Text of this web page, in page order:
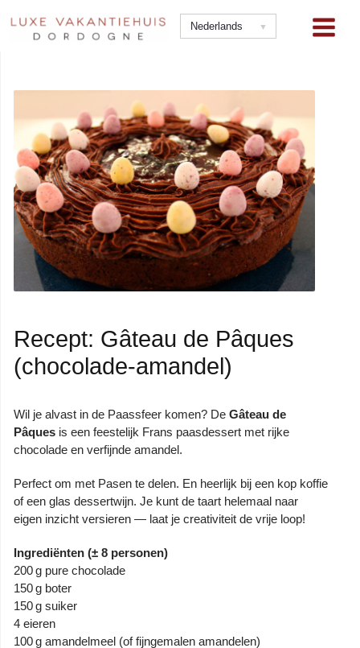
naar
Nederlands
Recept: Gâteau de Pâques
(chocolade-amandel)
Wil je alvast in de Paassfeer komen? De Gâteau de
Pâques is een feestelijk Frans paasdessert met rijke
chocolade en verfijnde amandel.
Perfect om met Pasen te delen. En heerlijk bij een kop koffie
of een glas dessertwijn. Je kunt de taart helemaal naar
eigen inzicht versieren — laat je creativiteit de vrije loop!
Ingrediënten (± 8 personen)
200 g pure chocolade
150 g boter
150 g suiker
4 eieren
100 g amandelmeel (of fijngemalen amandelen)